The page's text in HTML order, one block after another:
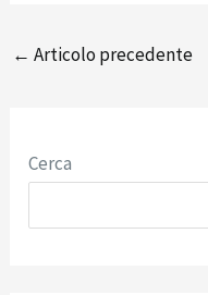
← Articolo precedente
Cerca